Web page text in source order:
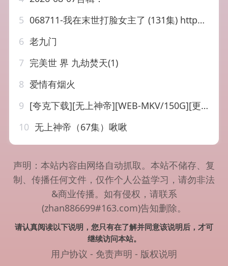
5 068711-我在末世打脸女主了 (131集) https://pan.quark.cn/s/01c507cda753
6 老九门
7 完美世 界 九劫焚天(1)
8 爱情有烟火
9 [夸克下载][无上神帝][WEB-MKV/150G][更至610集][国语中字][4K][臻彩]
10 无上神帝（67集）啾啾
声明：本站内容由网络自动抓取。本站不储存、复
制、传播任何文件，仅作个人公益学习，请勿非法
&商业传播。如有侵权，请联系
(zhan886699#163.com)告知删除。
请认真阅读以下说明，您只有在了解并同意该说明后，才可
继续访问本站。
用户协议 - 免责声明 - 版权说明